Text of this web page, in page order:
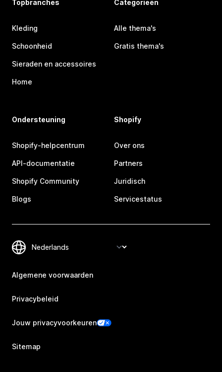
Topbranches
Kleding
Schoonheid
Sieraden en accessoires
Home
Categorieën
Alle thema's
Gratis thema's
Ondersteuning
Shopify-helpcentrum
API-documentatie
Shopify Community
Blogs
Shopify
Over ons
Partners
Juridisch
Servicestatus
Algemene voorwaarden
Privacybeleid
Jouw privacyvoorkeuren
Sitemap